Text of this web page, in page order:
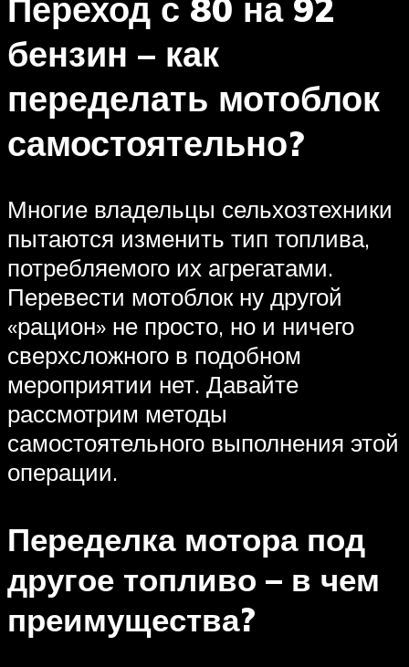
Переход с 80 на 92
бензин – как
переделать мотоблок
самостоятельно?
Многие владельцы сельхозтехники
пытаются изменить тип топлива,
потребляемого их агрегатами.
Перевести мотоблок ну другой
«рацион» не просто, но и ничего
сверхсложного в подобном
мероприятии нет. Давайте
рассмотрим методы
самостоятельного выполнения этой
операции.
Переделка мотора под
другое топливо – в чем
преимущества?